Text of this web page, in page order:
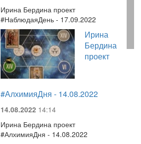
Ирина Бердина проект
#НаблюдаяДень - 17.09.2022
Ирина
Бердина
проект
#АлхимияДня - 14.08.2022
14.08.2022 14:14
Ирина Бердина проект
#АлхимияДня - 14.08.2022